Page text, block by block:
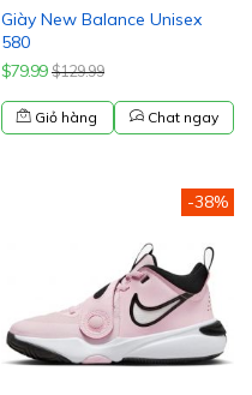
Giày New Balance Unisex
580
$79.99 $129.99
Giỏ hàng Chat ngay
-38%